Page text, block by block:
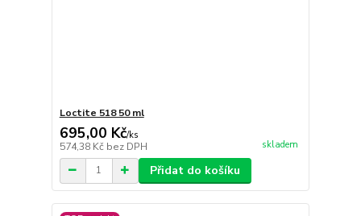
Loctite 518 50 ml
695,00 Kč/ks
574,38 Kč bez DPH skladem
Přidat do košíku